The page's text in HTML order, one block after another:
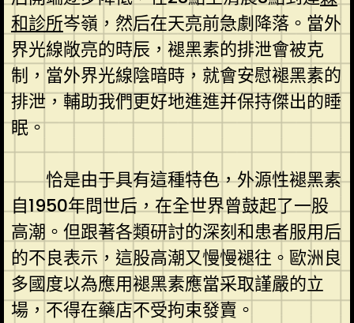
和診所岑嶺，然后在天亮前急劇降落。當外
界光線敞亮的時辰，褪黑素的排泄會被克
制，當外界光線陰暗時，就會安慰褪黑素的
排泄，輔助我們更好地進進并保持傑出的睡
眠。
恰是由于具有這種特色，外源性褪黑素
自1950年問世后，在全世界曾鼓起了一股
高潮。但跟著各類研討的深刻和患者服用后
的不良表示，這股高潮又慢慢褪往。歐洲良
多國度以為應用褪黑素應當采取謹嚴的立
場，不得在藥店不受拘束發賣。